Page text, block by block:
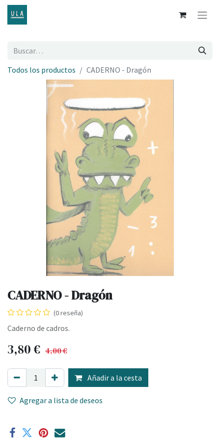
Todos los productos CADERNO - Dragón
CADERNO - Dragón
(0 reseña)
Caderno de cadros.
3,80€ 4,00€
Añadir a la cesta
Agregar a lista de deseos